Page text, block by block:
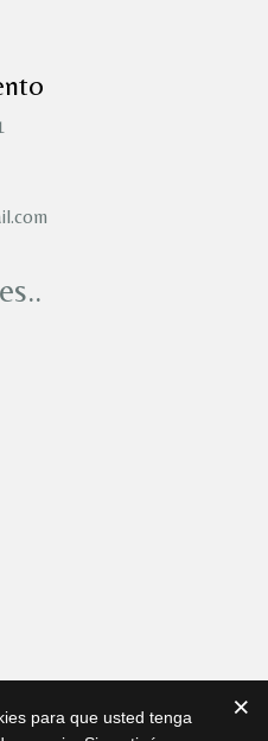
para que usted tenga